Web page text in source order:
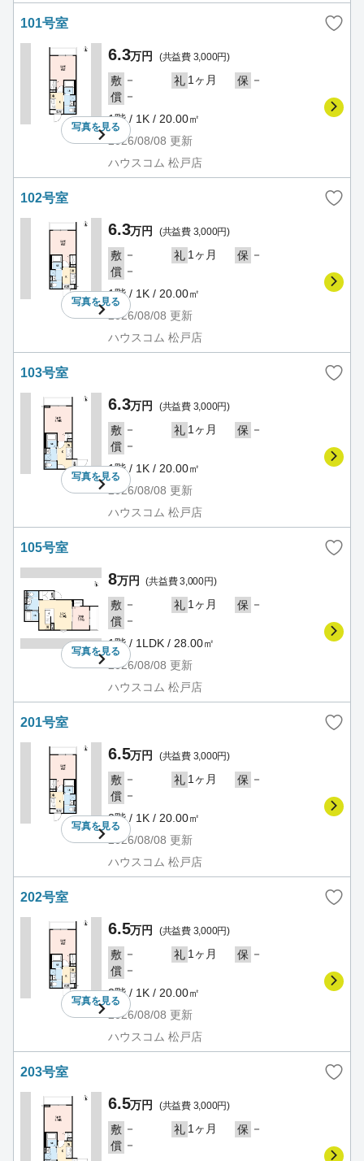
101号室
写真を見る
6.3万円 (共益費 3,000円)
敷 － 礼 1ヶ月 保 －
償 －
1階 / 1K / 20.00㎡
2026/08/08 更新
ハウスコム 松戸店
102号室
写真を見る
6.3万円 (共益費 3,000円)
敷 － 礼 1ヶ月 保 －
償 －
1階 / 1K / 20.00㎡
2026/08/08 更新
ハウスコム 松戸店
103号室
写真を見る
6.3万円 (共益費 3,000円)
敷 － 礼 1ヶ月 保 －
償 －
1階 / 1K / 20.00㎡
2026/08/08 更新
ハウスコム 松戸店
105号室
写真を見る
8万円 (共益費 3,000円)
敷 － 礼 1ヶ月 保 －
償 －
1階 / 1LDK / 28.00㎡
2026/08/08 更新
ハウスコム 松戸店
201号室
写真を見る
6.5万円 (共益費 3,000円)
敷 － 礼 1ヶ月 保 －
償 －
2階 / 1K / 20.00㎡
2026/08/08 更新
ハウスコム 松戸店
202号室
写真を見る
6.5万円 (共益費 3,000円)
敷 － 礼 1ヶ月 保 －
償 －
2階 / 1K / 20.00㎡
2026/08/08 更新
ハウスコム 松戸店
203号室
6.5万円 (共益費 3,000円)
敷 － 礼 1ヶ月 保 －
償 －